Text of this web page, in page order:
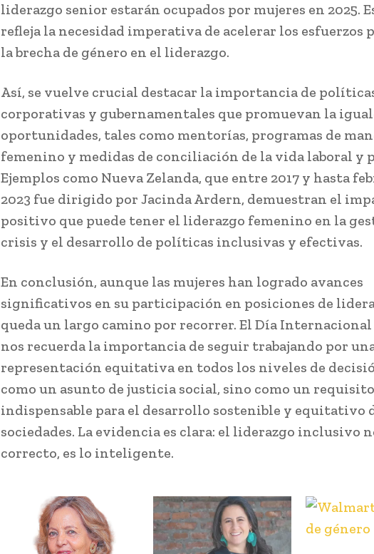
liderazgo senior estarán ocupados por mujeres en 2025.
refleja la necesidad imperativa de acelerar los esfuerzos
la brecha de género en el liderazgo.
Así, se vuelve crucial destacar la importancia de
corporativas y gubernamentales que promuevan la
oportunidades, tales como mentorías, programas de
femenino y medidas de conciliación de la vida laboral y
Ejemplos como Nueva Zelanda, que entre 2017 y hasta
2023 fue dirigido por Jacinda Ardern, demuestran el
positivo que puede tener el liderazgo femenino en la
crisis y el desarrollo de políticas inclusivas y efectivas.
En conclusión, aunque las mujeres han logrado avances
significativos en su participación en posiciones de
queda un largo camino por recorrer. El Día Internacional
nos recuerda la importancia de seguir trabajando por
representación equitativa en todos los niveles de
como un asunto de justicia social, sino como un requisito
indispensable para el desarrollo sostenible y equitativo
sociedades. La evidencia es clara: el liderazgo inclusivo
correcto, es lo inteligente.